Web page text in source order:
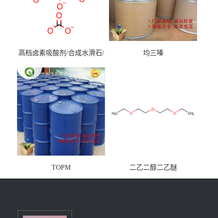
高档卤素吸酸剂/合成水滑石/
均三嗪
TOPM 二乙二醇二乙醚